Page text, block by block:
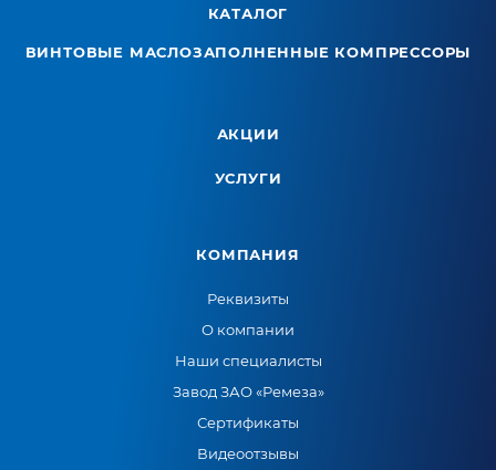
КАТАЛОГ
ВИНТОВЫЕ МАСЛОЗАПОЛНЕННЫЕ КОМПРЕССОРЫ
АКЦИИ
УСЛУГИ
КОМПАНИЯ
Реквизиты
О компании
Наши специалисты
Завод ЗАО «Ремеза»
Сертификаты
Видеоотзывы